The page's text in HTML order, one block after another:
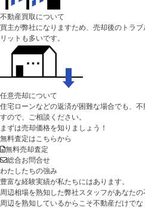
不動産買取について
買主が弊社になりますため、売却後のトラ
リットも多いです。
任意売却について
住宅ローンなどの返済が困難な場合でも、
すので、ご相談ください。
まずは売却価格を知りましょう！
無料査定はこちらから
無料売却査定
総合お問合せ
わたしたちの強み
豊富な経験実績が私たちにはあります。
周辺相場を熟知した弊社スタッフがあなた
周辺を熟知しているからこそ不動産だけで